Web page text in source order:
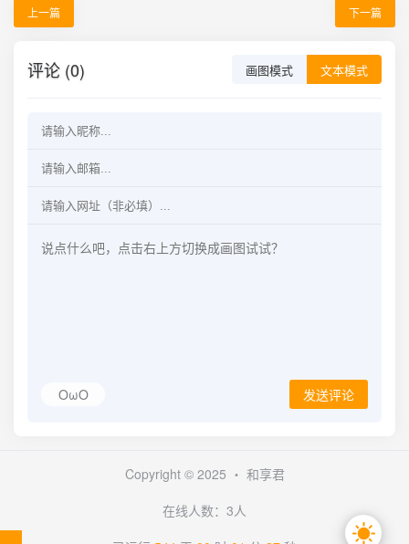
上一篇 下一篇
评论 (0) 画图模式 文本模式
OωO 发送评论
Copyright © 2025 ・ 和享君
在线人数：3人